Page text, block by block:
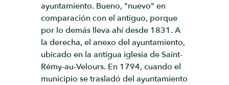
ayuntamiento. Bueno, "nuevo" en
comparación con el antiguo, porque
por lo demás lleva ahí desde 1831. A
la derecha, el anexo del ayuntamiento,
ubicado en la antigua iglesia de Saint-
Rémy-au-Velours. En 1794, cuando el
municipio se trasladó del ayuntamiento